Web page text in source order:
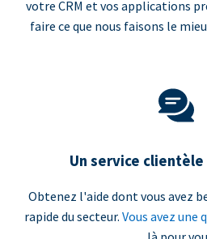
votre CRM et vos applications
faire ce que nous faisons le
Un service
Obtenez l'aide dont vous avez
rapide du secteur. Vous avez une